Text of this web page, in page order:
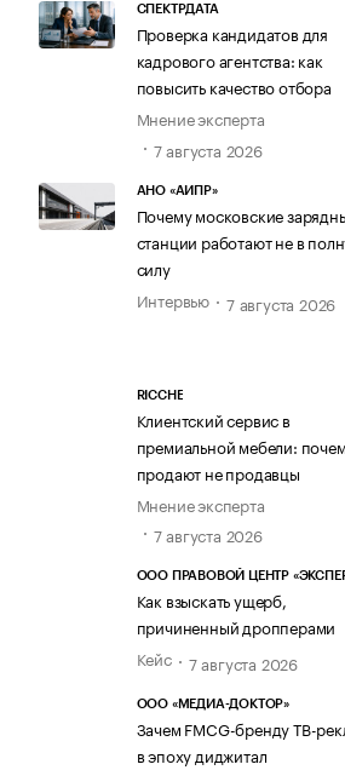
СПЕКТРДАТА
Проверка кандидатов для
кадрового агентства: как
повысить качество отбора
Мнение эксперта
7 августа 2026
АНО «АИПР»
Почему московские
станции работают не в
силу
Интервью
7 августа 2026
RICCHE
Клиентский сервис в
премиальной мебели:
продают не продавцы
Мнение эксперта
7 августа 2026
ООО ПРАВОВОЙ ЦЕНТР
Как взыскать ущерб,
причиненный дропперами
Кейс
7 августа 2026
ООО «МЕДИА-ДОКТОР»
Зачем FMCG-бренду ТВ-
в эпоху диджитал